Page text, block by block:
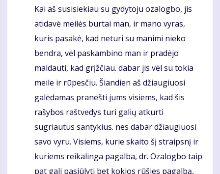
Kai aš susisiekiau su gydytoju ozalogbo, jis
atidavė meilės burtai man, ir mano vyras,
kuris pasakė, kad neturi su manimi nieko
bendra, vėl paskambino man ir pradėjo
maldauti, kad grįžčiau. dabar jis vėl su tokia
meile ir rūpesčiu. Šiandien aš džiaugiuosi
galėdamas pranešti jums visiems, kad šis
rašybos raštvedys turi galių atkurti
sugriautus santykius. nes dabar džiaugiuosi
savo vyru. Visiems, kurie skaito šį straipsnį ir
kuriems reikalinga pagalba, dr. Ozalogbo taip
pat gali pasiūlyti bet kokios rūšies pagalbą,